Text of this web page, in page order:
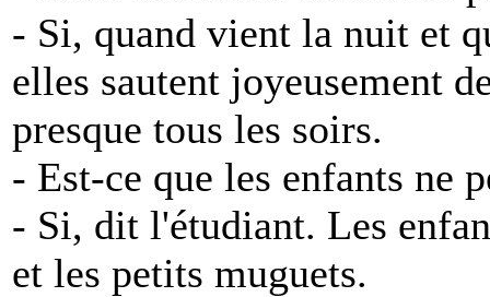
- Si, quand vient la nuit et
elles sautent joyeusement
presque tous les soirs.
- Est-ce que les enfants ne
- Si, dit l'étudiant. Les
et les petits muguets.